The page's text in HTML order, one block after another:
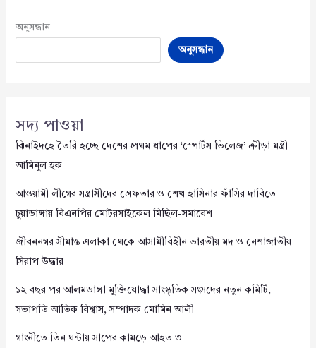
অনুসন্ধান
অনুসন্ধান
সদ্য পাওয়া
ঝিনাইদহে তৈরি হচ্ছে দেশের প্রথম ধাপের ‘স্পোর্টস ভিলেজ’ ক্রীড়া মন্ত্রী
আমিনুল হক
আওয়ামী লীগের সন্ত্রাসীদের গ্রেফতার ও শেখ হাসিনার ফাঁসির দাবিতে
চুয়াডাঙ্গায় বিএনপির মোটরসাইকেল মিছিল-সমাবেশ
জীবননগর সীমান্ত এলাকা থেকে আসামীবিহীন ভারতীয় মদ ও নেশাজাতীয়
সিরাপ উদ্ধার
১২ বছর পর আলমডাঙ্গা মুক্তিযোদ্ধা সাংস্কৃতিক সংসদের নতুন কমিটি,
সভাপতি আতিক বিশ্বাস, সম্পাদক মোমিন আলী
গাংনীতে তিন ঘন্টায় সাপের কামড়ে আহত ৩